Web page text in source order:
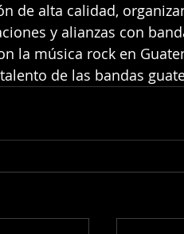
de alta calidad,
y alianzas con
la música rock en
de las bandas